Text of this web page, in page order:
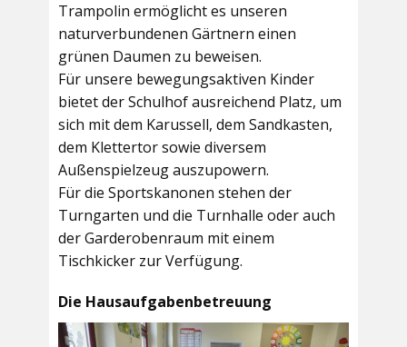
Trampolin ermöglicht es unseren
naturverbundenen Gärtnern einen
grünen Daumen zu beweisen.
Für unsere bewegungsaktiven Kinder
bietet derSchulhofausreichend Platz, um
sich mit dem Karussell, dem Sandkasten,
dem Klettertor sowie diversem
Außenspielzeug auszupowern.
Für die Sportskanonen stehen der
Turngarten und die Turnhalle oder auch
derGarderobenraum mit einem
Tischkicker zur Verfügung.
Die Hausaufgabenbetreuung